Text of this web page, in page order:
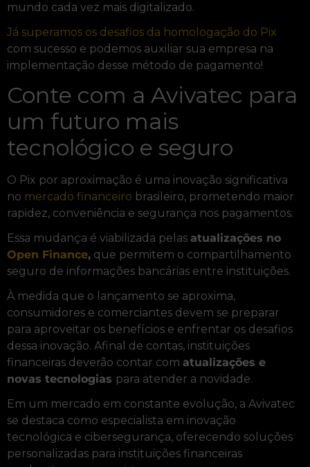
mundo cada vez mais digitalizado.
Já superamos os desafios da homologação do Pix
com sucesso e podemos auxiliar sua empresa na
implementação desse método de pagamento!
Conte com a Avivatec para
um futuro mais
tecnológico e seguro
O Pix por aproximação é uma inovação significativa
no mercado financeiro brasileiro, prometendo maior
rapidez, conveniência e segurança nos pagamentos.
Essa mudança é viabilizada pelas atualizações no
Open Finance, que permitem o compartilhamento
seguro de informações bancárias entre instituições.
À medida que o lançamento se aproxima,
consumidores e comerciantes devem se preparar
para aproveitar os benefícios e enfrentar os desafios
dessa inovação. Afinal de contas, instituições
financeiras deverão contar com atualizações e
novas tecnologias para atender a novidade.
Em um mercado em constante evolução, a Avivatec
se destaca como especialista em inovação
tecnológica e cibersegurança, oferecendo soluções
personalizadas para instituições financeiras